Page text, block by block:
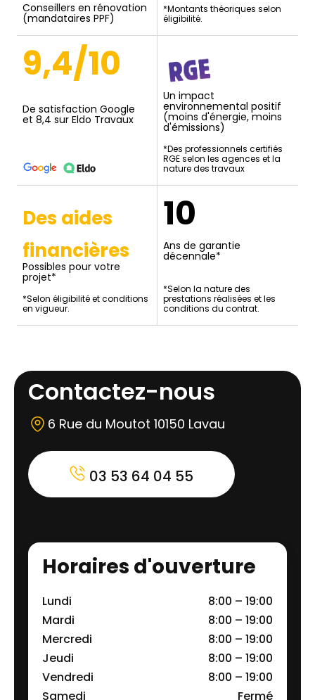
Conseillers en rénovation
(mandataires PPF)
*Montants théoriques selon
éligibilité.
9,4/10
De satisfaction Google
et 8,4 sur Eldo Travaux
Un impact
environnemental positif
(moins d'énergie, moins
d'émissions)
*Des professionnels certifiés
RGE selon les agences et la
nature des travaux
Des aides
financières
Possibles pour votre
projet*
*Selon éligibilité et conditions
en vigueur.
10
Ans de garantie
décennale*
*Selon la nature des
prestations réalisées et les
conditions du contrat.
Contactez-nous
6 Rue du Moutot 10150 Lavau
03 53 64 04 55
Horaires d'ouverture
Lundi
8:00 – 19:00
Mardi
8:00 – 19:00
Mercredi
8:00 – 19:00
Jeudi
8:00 – 19:00
Vendredi
8:00 – 19:00
Samedi
Fermé